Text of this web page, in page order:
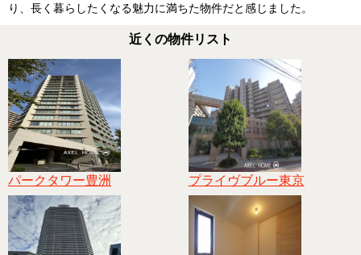
り、長く暮らしたくなる魅力に満ちた物件だと感じました。
近くの物件リスト
パークタワー豊洲 プライヴブルー東京